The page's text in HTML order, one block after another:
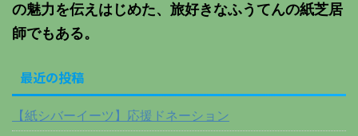
の魅力を伝えはじめた、旅好きなふうてんの紙芝居
師でもある。
最近の投稿
【紙シバーイーツ】応援ドネーション